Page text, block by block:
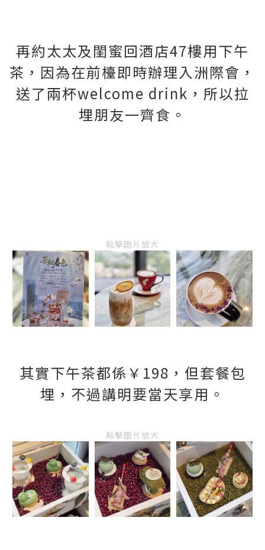
再約太太及閨蜜回酒店47樓用下午
茶，因為在前檯即時辦理入洲際會，
送了兩杯welcome drink，所以拉
埋朋友一齊食。
點擊圖片放大
其實下午茶都係￥198，但套餐包
埋，不過講明要當天享用。
點擊圖片放大